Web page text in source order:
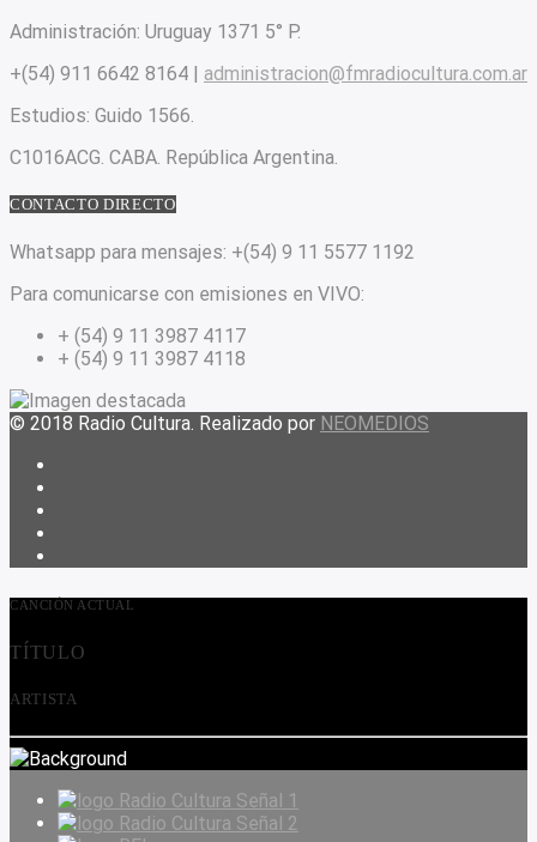
Administración: Uruguay 1371 5° P.
+(54) 911 6642 8164 | administracion@fmradiocultura.com.ar
Estudios: Guido 1566.
C1016ACG . CABA. República Argentina.
CONTACTO DIRECTO
Whatsapp para mensajes: +(54) 9 11 5577 1192
Para comunicarse con emisiones en VIVO:
+ (54) 9 11 3987 4117
+ (54) 9 11 3987 4118
© 2018 Radio Cultura. Realizado por NEOMEDIOS
CANCIÓN ACTUAL
TÍTULO
ARTISTA
Radio Cultura Señal 1
Radio Cultura Señal 2